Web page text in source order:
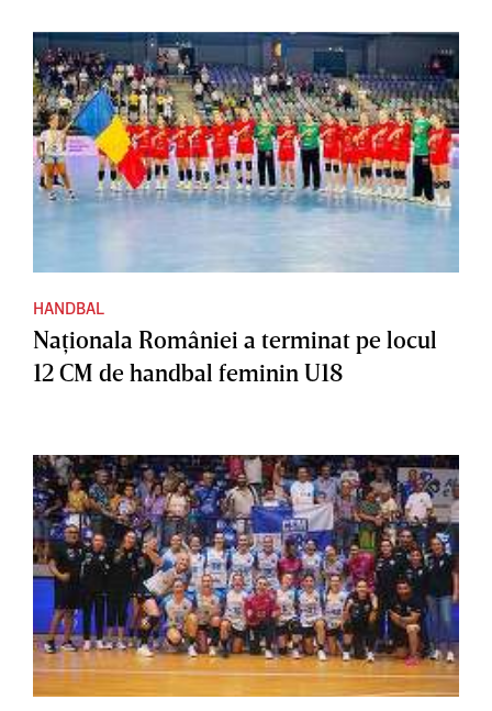
HANDBAL
Naţionala României a terminat pe locul
12 CM de handbal feminin U18